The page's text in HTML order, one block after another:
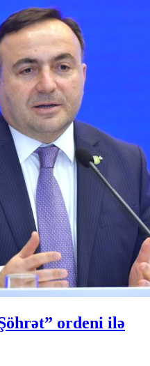
ordeni ilə